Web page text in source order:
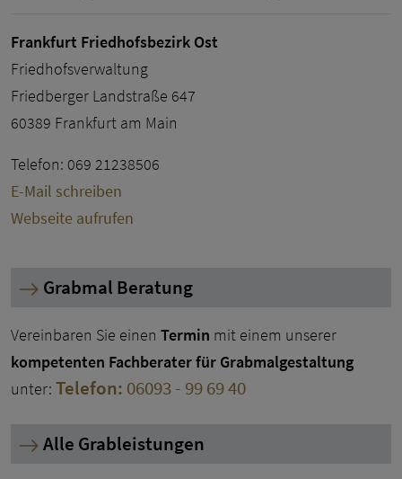
Frankfurt Friedhofsbezirk Ost
Friedhofsverwaltung
Friedberger Landstraße 647
60389 Frankfurt am Main
Telefon: 069 21238506
E-Mail schreiben
Webseite aufrufen
Grabmal Beratung
Vereinbaren Sie einen Termin mit einem unserer
kompetenten Fachberater für Grabmalgestaltung
unter: Telefon: 06093 - 99 69 40
Alle Grableistungen